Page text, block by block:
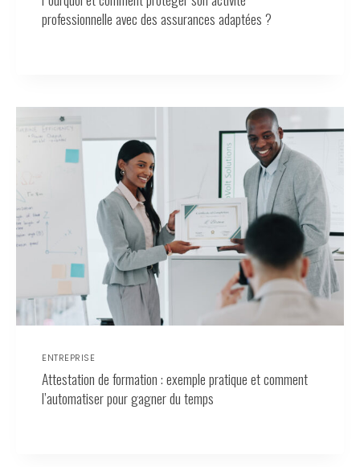
professionnelle avec des assurances adaptées ?
ENTREPRISE
Attestation de formation : exemple pratique et comment
l’automatiser pour gagner du temps